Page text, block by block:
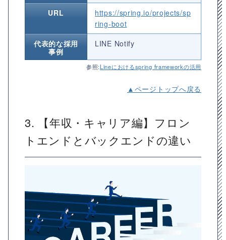
URL
https://spring.io/projects/sp
ring-boot
代表的な採用
事例
LINE Notify
参照:Lineにおけるspring frameworkの活用
▲ページトップへ戻る
3. 【年収・キャリア編】フロン
トエンドとバックエンドの違い